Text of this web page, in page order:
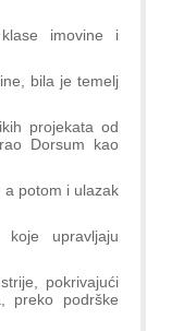
imovine i
bila je temelj
projekata od
Dorsum kao
a potom i ulazak
koje upravljaju
pokrivajući
preko podrške